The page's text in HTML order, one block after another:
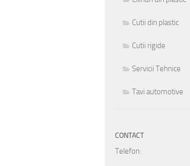
Cutii din plastic
Cutii rigide
Servicii Tehnice
Tavi automotive
CONTACT
Telefon: